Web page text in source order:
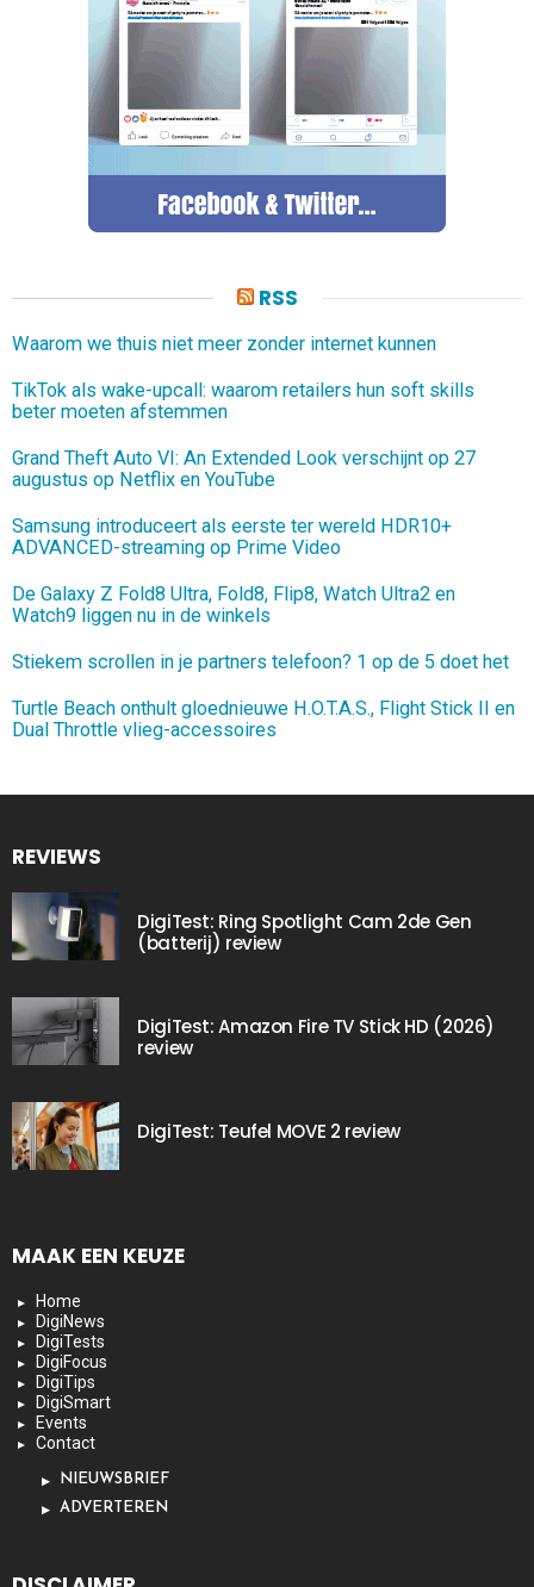
RSS
Waarom we thuis niet meer zonder internet kunnen
TikTok als wake-upcall: waarom retailers hun soft skills
beter moeten afstemmen
Grand Theft Auto VI: An Extended Look verschijnt op 27
augustus op Netflix en YouTube
Samsung introduceert als eerste ter wereld HDR10+
ADVANCED-streaming op Prime Video
De Galaxy Z Fold8 Ultra, Fold8, Flip8, Watch Ultra2 en
Watch9 liggen nu in de winkels
Stiekem scrollen in je partners telefoon? 1 op de 5 doet het
Turtle Beach onthult gloednieuwe H.O.T.A.S., Flight Stick II en
Dual Throttle vlieg-accessoires
REVIEWS
DigiTest: Ring Spotlight Cam 2de Gen
(batterij) review
DigiTest: Amazon Fire TV Stick HD (2026)
review
DigiTest: Teufel MOVE 2 review
MAAK EEN KEUZE
Home
DigiNews
DigiTests
DigiFocus
DigiTips
DigiSmart
Events
Contact
NIEUWSBRIEF
ADVERTEREN